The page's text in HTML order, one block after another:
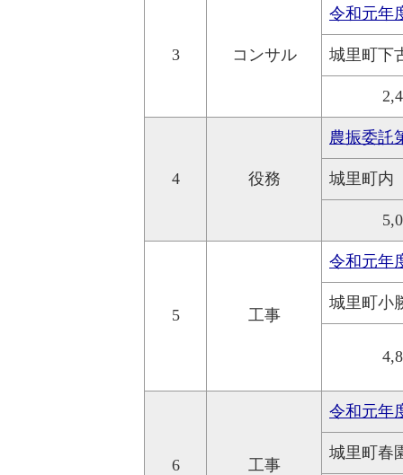
3 コンサル
令和元年
城里町下
4 役務
農振委託
城里町内
5 工事
令和元年
城里町小
6 工事
令和元年
城里町春